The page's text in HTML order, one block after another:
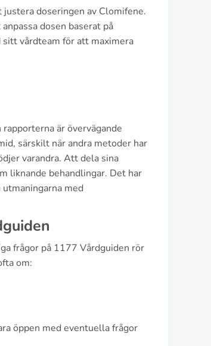
doseringen av Clomifene.
dosen baserat på
vårdteam för att maximera
är övervägande
särskilt när andra metoder har
varandra. Att dela sina
liknande behandlingar. Det har
med
frågor på 1177 Vårdguiden rör
om:
öppen med eventuella frågor